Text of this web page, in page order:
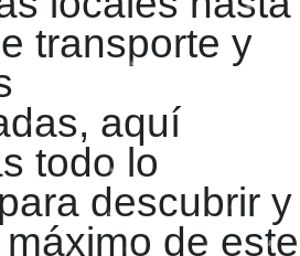
transporte y
aquí
todo lo
descubrir y
de este